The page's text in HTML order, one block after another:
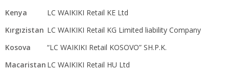
Kenya
LC WAIKIKI Retail KE Ltd
Kırgızistan LC WAIKIKI Retail KG Limited liability Company
Kosova
“LC WAIKIKI Retail KOSOVO” SH.P.K.
Macaristan LC WAIKIKI Retail HU Ltd